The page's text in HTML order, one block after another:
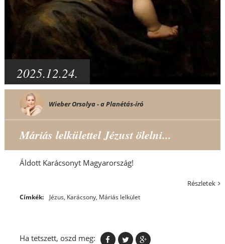
2025.12.24.
Wieber Orsolya - a Planétás-író
Máriás lelkülettel Jézust ölelni...
Áldott Karácsonyt Magyarország!
Részletek
Címkék: Jézus, Karácsony, Máriás lelkület
Ha tetszett, oszd meg: